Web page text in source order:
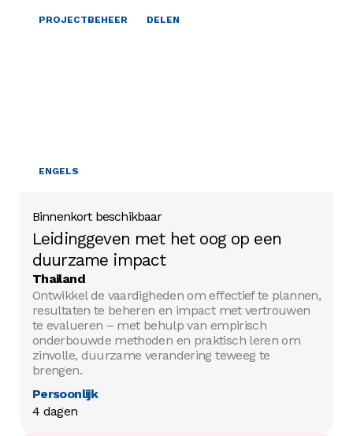
HET WERVEN VAN MIDDELEN
PROJECTBEHEER
ENGELS
Leidinggeven met het oog op een
duurzame impact
Thailand
Ontwikkel de vaardigheden om effectief te plannen,
resultaten te beheren en impact met vertrouwen
te evalueren – met behulp van empirisch
onderbouwde methoden en praktisch leren om
zinvolle, duurzame verandering teweeg te
brengen.
Persoonlijk
4 dagen
Binnenkort beschikbaar